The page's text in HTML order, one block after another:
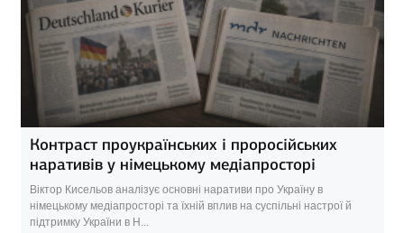
Контраст проукраїнських і проросійських
наративів у німецькому медіапросторі
Віктор Кисельов аналізує основні наративи про Україну в
німецькому медіапросторі та їхній вплив на суспільні настрої й
підтримку України в Н...